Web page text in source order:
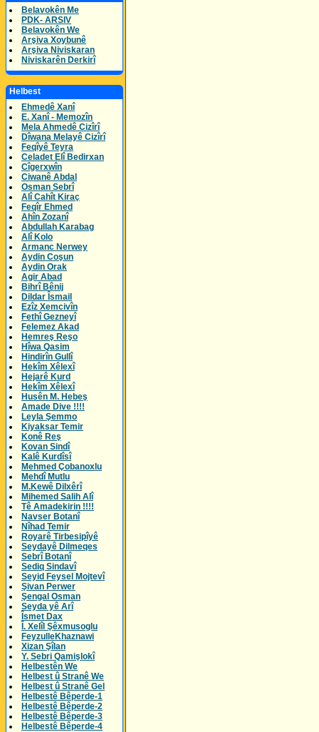
Belavokên Me
PDK- ARSIV
Belavokên We
Arşiva Xoybunê
Arşiva Niviskaran
Niviskarên Derkirî
Helbest
Ehmedê Xanî
E. Xanî - Memozîn
Mela Ahmedê Cizîrî
Dîwana Melayê Cizîrî
Feqîyê Teyra
Celadet Elî Bedirxan
Cîgerxwîn
Ciwanê Abdal
Osman Sebrî
Alî Cahît Kiraç
Feqîr Ehmed
Ahîn Zozanî
Abdullah Karabag
Alî Kolo
Armanc Nerwey
Aydin Coşun
Aydin Orak
Agir Abad
Bihrî Bênij
Dildar Îsmail
Ezîz Xemcivîn
Fethî Gezneyî
Felemez Akad
Hemreş Reşo
Hîwa Qasim
Hindirîn Gullî
Hekîm Xêlexî
Hejarê Kurd
Hekîm Xêlexî
Husên M. Hebeş
Amade Dive !!!!
Leyla Şemmo
Kiyaksar Temir
Konê Reş
Kovan Sindî
Kalê Kurdîsî
Mehmed Çobanoxlu
Mehdî Mutlu
M.Kewê Dilxêrî
Mihemed Salih Alî
Tê Amadekirin !!!!
Navser Botanî
Nîhad Temir
Royarê Tirbesipîyê
Seydayê Dilmeqes
Sebrî Botanî
Sediq Sindavî
Seyid Feysel Mojtevî
Şivan Perwer
Şengal Osman
Seyda yê Arî
Îsmet Dax
Î. Xelîl Şêxmusoglu
FeyzulleKhaznawi
Xizan Şîlan
Y. Sebri Qamişlokî
Helbestên We
Helbest û Stranê We
Helbest û Stranê Gel
Helbestê Bêperde-1
Helbestê Bêperde-2
Helbestê Bêperde-3
Helbestê Bêperde-4